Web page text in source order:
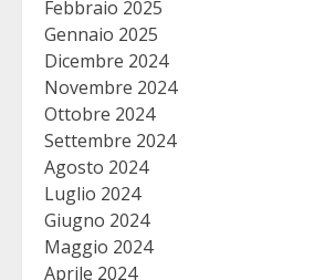
Febbraio 2025
Gennaio 2025
Dicembre 2024
Novembre 2024
Ottobre 2024
Settembre 2024
Agosto 2024
Luglio 2024
Giugno 2024
Maggio 2024
Aprile 2024